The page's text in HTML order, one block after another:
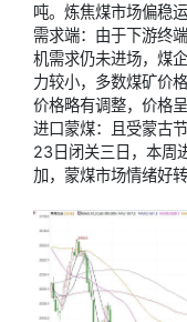
吨。炼焦煤市场偏稳
需求端：由于下游终
机需求仍未进场，煤
力较小，多数煤矿价
价格略有调整，价格
进口蒙煤：且受蒙古
23日闭关三日，本周
加，蒙煤市场情绪好